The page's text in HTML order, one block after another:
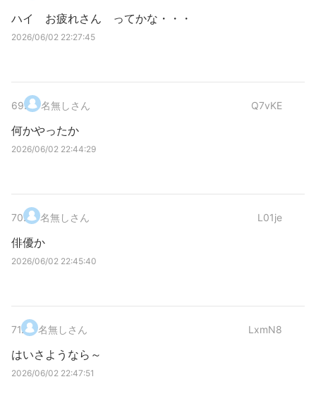
ハイ お疲れさん ってかな・・・
2026/06/02 22:27:45
69. 名無しさん Q7vKE
何かやったか
2026/06/02 22:44:29
70. 名無しさん L01je
俳優か
2026/06/02 22:45:40
71. 名無しさん LxmN8
はいさようなら～
2026/06/02 22:47:51